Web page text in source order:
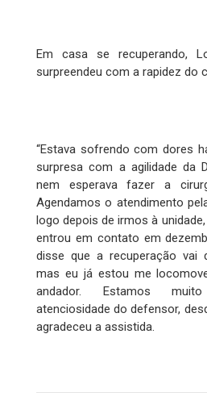
Em casa se recuperando,
surpreendeu com a rapidez do
“Estava sofrendo com dores
surpresa com a agilidade da
nem esperava fazer a
Agendamos o atendimento
logo depois de irmos à
entrou em contato em
disse que a recuperação vai
mas eu já estou me
andador. Estamos
atenciosidade do defensor,
agradeceu a assistida.